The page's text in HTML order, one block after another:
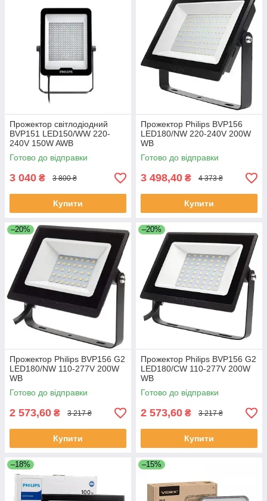
Прожектор світлодіодний
BVP151 LED150/WW 220-
240V 150W AWB
Готово до відправки
3 040 ₴ 3 800 ₴
Купити
Прожектор Philips BVP156
LED180/NW 220-240V 200W
WB
Готово до відправки
3 498,40 ₴ 4 373 ₴
Купити
–20%
Прожектор Philips BVP156 G2
LED180/NW 110-277V 200W
WB
Готово до відправки
2 573,60 ₴ 3 217 ₴
Купити
–20%
Прожектор Philips BVP156 G2
LED180/CW 110-277V 200W
WB
Готово до відправки
2 573,60 ₴ 3 217 ₴
Купити
–18% –15%